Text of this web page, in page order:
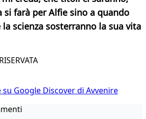
si farà per Alfie sino a quando
la scienza sosterranno la sua vita
su Google Discover di Avvenire